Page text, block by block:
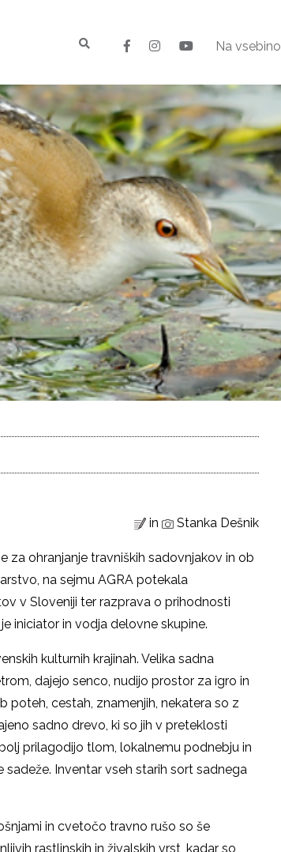
Na vsebino
in Stanka Dešnik
za ohranjanje travniških sadovnjakov in ob
na sejmu AGRA potekala
v Sloveniji ter razprava o prihodnosti
iniciator in vodja delovne skupine.
kulturnih krajinah. Velika sadna
dajejo senco, nudijo prostor za igro in
poteh, cestah, znamenjih, nekatera so z
sadno drevo, ki so jih v preteklosti
prilagodijo tlom, lokalnemu podnebju in
Inventar vseh starih sort sadnega
in cvetočo travno rušo so še
rastlinskih in živalskih vrst, kadar so